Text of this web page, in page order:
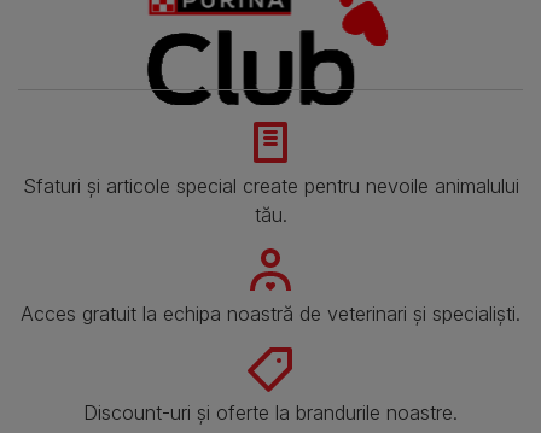
Sfaturi și articole special create pentru nevoile animalului
tău.
Acces gratuit la echipa noastră de veterinari și specialiști.
Discount-uri și oferte la brandurile noastre.